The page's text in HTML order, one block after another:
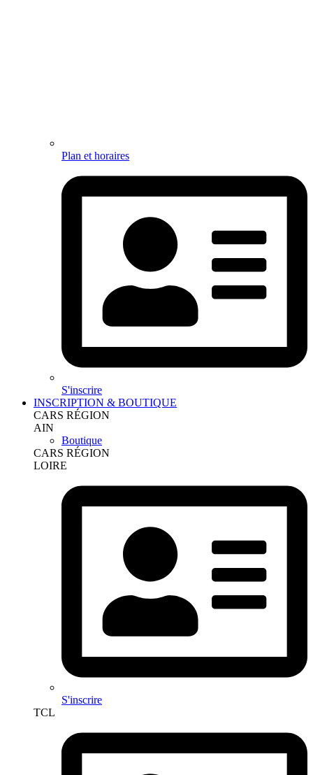
Plan et horaires
S'inscrire
INSCRIPTION & BOUTIQUE
CARS RÉGION
AIN
Boutique
CARS RÉGION
LOIRE
S'inscrire
TCL